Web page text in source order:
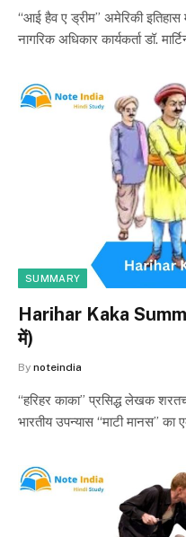
“आई हैव ए ड्रीम” अमेरिकी
नागरिक अधिकार कार्यकर्ता डॉ.
SUMMARY
Harihar Kaka
में)
By noteindia
“हरिहर काका” प्रसिद्ध लेखक
भारतीय उपन्यास “माटी मानस” का